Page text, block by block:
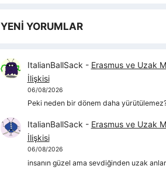
YENİ YORUMLAR
ItalianBallSack - Erasmus ve Uzak
İlişkisi
06/08/2026
Peki neden bir dönem daha
ItalianBallSack - Erasmus ve Uzak
İlişkisi
06/08/2026
insanın güzel ama sevdiğinden uzak